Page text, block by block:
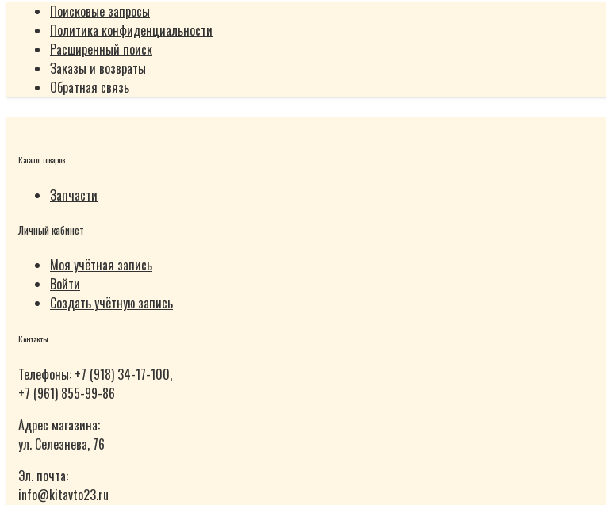
Поисковые запросы
Политика конфиденциальности
Расширенный поиск
Заказы и возвраты
Обратная связь
Каталог товаров
Запчасти
Личный кабинет
Моя учётная запись
Войти
Создать учётную запись
Контакты
Телефоны: +7 (918) 34-17-100,
+7 (961) 855-99-86
Адрес магазина:
ул. Селезнева, 76
Эл. почта:
info@kitavto23.ru